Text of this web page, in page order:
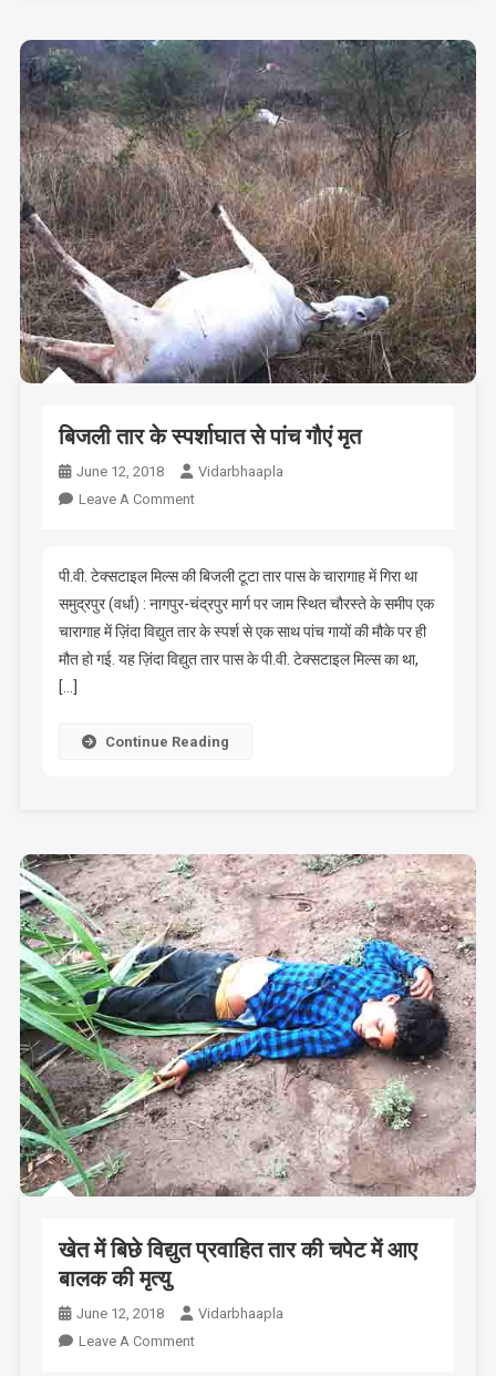
बिजली तार के स्पर्शाघात से पांच गौएं मृत
June 12, 2018
Vidarbhaapla
Leave A CommentOn
के
स्पर्शाघात
से
पी.वी. टेक्सटाइल मिल्स की बिजली टूटा तार पास के चारागाह में गिरा था
समुद्रपुर (वर्धा) : नागपुर-चंद्रपुर मार्ग पर जाम स्थित चौरस्ते के समीप एक
चारागाह में ज़िंदा विद्युत तार के स्पर्श से एक साथ पांच गायों की मौके पर ही
मौत हो गई. यह ज़िंदा विद्युत तार पास के पी.वी. टेक्सटाइल मिल्स का था,
[…]
Continue Reading
खेत में बिछे विद्युत प्रवाहित तार की चपेट में आए
बालक की मृत्यु
June 12, 2018
Vidarbhaapla
Leave A CommentOn